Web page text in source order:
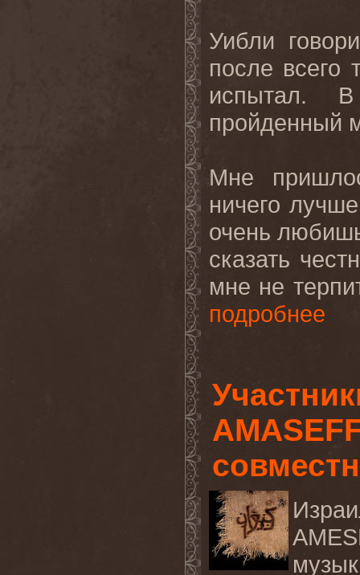
Уибли
после всего
испытал.
пройденный
Мне
ничего
очень
сказать
мне не
подробнее